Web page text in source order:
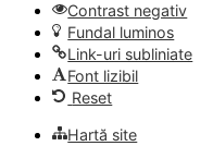
Contrast negativ
Fundal luminos
Link-uri subliniate
Font lizibil
Reset
Hartă site